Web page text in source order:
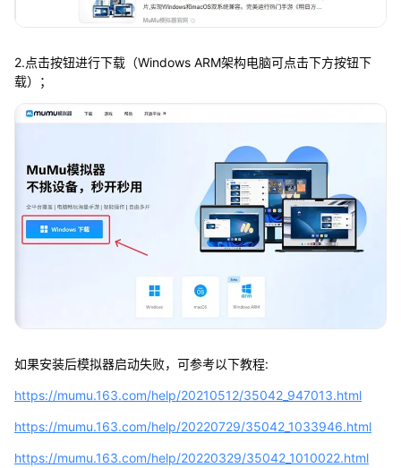
2.点击按钮进行下载（Windows ARM架构电脑可点击下方按钮下
载）；
如果安装后模拟器启动失败，可参考以下教程:
https://mumu.163.com/help/20210512/35042_947013.html
https://mumu.163.com/help/20220729/35042_1033946.html
https://mumu.163.com/help/20220329/35042_1010022.html